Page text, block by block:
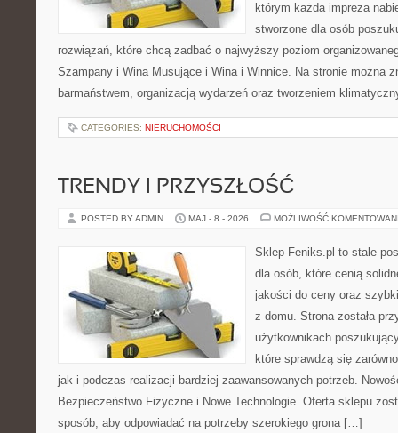
którym każda impreza
stworzone dla osób
rozwiązań, które chcą zadbać o najwyższy poziom
Szampany i Wina Musujące i Wina i Winnice. Na stronie można
barmaństwem, organizacją wydarzeń oraz tworzeniem
CATEGORIES: NIERUCHOMOŚCI
TRENDY I PRZYSZŁOŚĆ
POSTED BY ADMIN MAJ - 8 - 2026 MOŻLIWOŚĆ
Sklep-Feniks.pl to stale
dla osób, które cenią
jakości do ceny oraz
z domu. Strona została
użytkownikach
które sprawdzą się
jak i podczas realizacji bardziej zaawansowanych potrzeb.
Bezpieczeństwo Fizyczne i Nowe Technologie. Oferta sklepu
sposób, aby odpowiadać na potrzeby szerokiego grona […]